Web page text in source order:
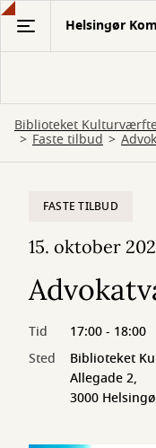
Gå
hovedindhold
Helsingør
Biblioteket
Faste tilbud
FASTE TILBUD
15. oktober
Tid
17:00 - 18:00
Sted
Biblioteket
Allegade 2,
3000